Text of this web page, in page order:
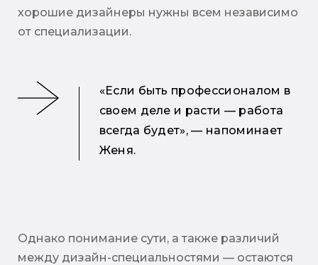
хорошие дизайнеры нужны всем независимо
от специализации.
«Если быть профессионалом в
своем деле и расти — работа
всегда будет», — напоминает
Женя.
Однако понимание сути, а также различий
между дизайн-специальностями — остаются